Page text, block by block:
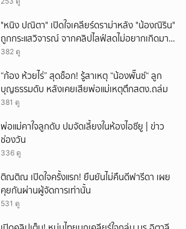
"หนิง ปณิตา" เปิดใจเคลียร์ดราม่าหลัง "น้องณิริน"
ถูกกระแสวิจารณ์ จากคลิปไลฟ์สดไม่อยากเกิดมา
หน้าเหมือนพ่อ
382 ดู
“ก้อง ห้วยไร่” สุดช็อก! รู้สาเหตุ “น้องพั๊นซ์“ ลูก
บุญธรรมดับ หลังเคยเสียพ่อแม่เหตุตึกสตง.ถล่ม
381 ดู
พ่อแม่คาใจลูกดับ ปมจัดเลี้ยงในห้องไอซียู | ข่าว
ช่องวัน
336 ดู
ติณติณ เปิดใจครั้งแรก! ยืนยันไม่คืนดีฟารีดา เผย
คุยกันผ่านผู้จัดการเท่านั้น
531 ดู